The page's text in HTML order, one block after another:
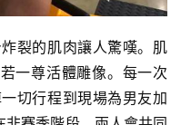
裂的肌肉讓人驚嘆。肌
一尊活體雕像。每一次
切行程到現場為男友加